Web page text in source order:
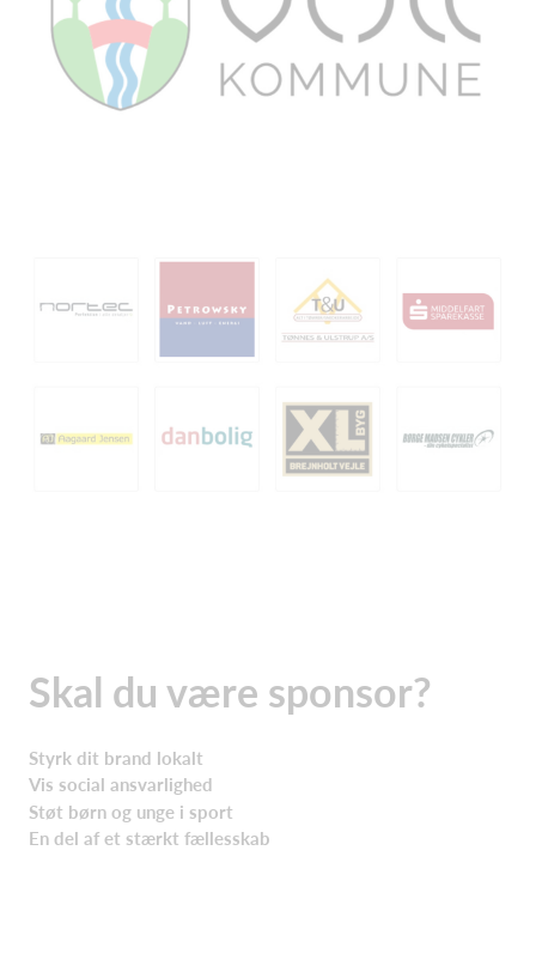
Skal du være sponsor?
Styrk dit brand lokalt
Vis social ansvarlighed
Støt børn og unge i sport
En del af et stærkt fællesskab